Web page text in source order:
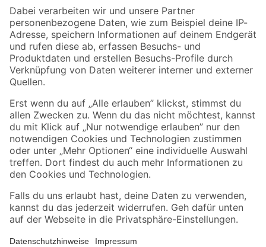
Zahlungsarten Versandarten
Sicher einkaufen
Jetzt die toom-App herunterladen
Alle Preisangaben in EUR inkl. gesetzl. MwSt.. Die dargestellten Angebote sind unter
Umständen nicht in allen Märkten verfügbar. Die angegebenen Verfügbarkeiten beziehen
Produkte nur solange der Vorrat reicht.